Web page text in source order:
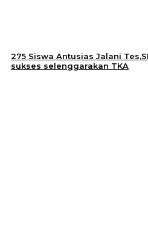
275 Siswa Antusias Jalani
sukses selenggarakan TKA